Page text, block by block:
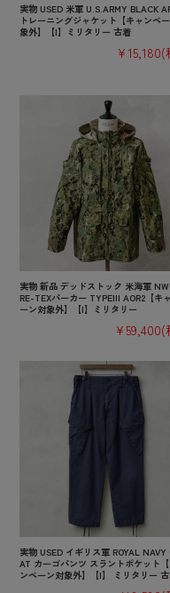
実物 USED 米軍 U.S.ARMY BLACK
トレーニングジャケット【キャンペ
象外】【I】ミリタリー 古着
¥15,180(
実物 新品 デッドストック 米海軍
RE-TEXパーカー TYPEIII AOR2【キ
ーン対象外】【I】ミリタリー
¥59,400(
実物 USED イギリス軍 ROYAL NAVY
AT カーゴパンツ スラントポケット【
ンペーン対象外】【I】 ミリタリー